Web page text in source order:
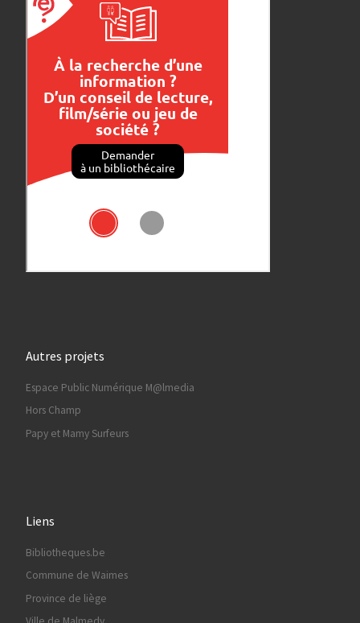
Autres projets
Espace Public Numérique M@lmedia
Hors Champ
Papy et Mamy Surfeurs
Liens
Bibliotheques.be
Commune de Waimes
Province de liège